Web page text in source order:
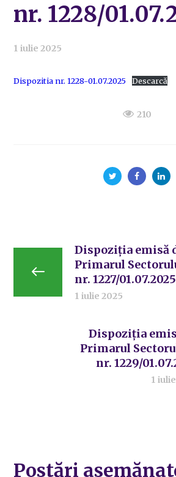
nr. 1228/
1 iulie 2025
Dispozitia nr. 1228-01.07.2025 Descarcă
210
Dispoziția emisă
Primarul
nr. 1227/01.07.2025
1 iulie 2025
Dispoziția
Primarul
nr. 1229/
1
Postări